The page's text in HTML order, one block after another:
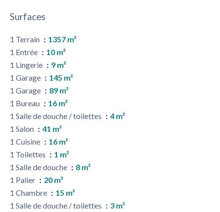
Surfaces
1 Terrain
1357 m²
1 Entrée
10 m²
1 Lingerie
9 m²
1 Garage
145 m²
1 Garage
89 m²
1 Bureau
16 m²
1 Salle de douche / toilettes
4 m²
1 Salon
41 m²
1 Cuisine
16 m²
1 Toilettes
1 m²
1 Salle de douche
8 m²
1 Palier
20 m²
1 Chambre
15 m²
1 Salle de douche / toilettes
3 m²